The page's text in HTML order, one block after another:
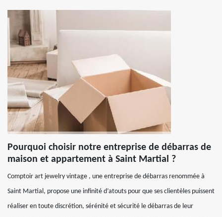
Pourquoi choisir notre entreprise de débarras de
maison et appartement à Saint Martial ?
Comptoir art jewelry vintage , une entreprise de débarras renommée à
Saint Martial, propose une infinité d’atouts pour que ses clientèles puissent
réaliser en toute discrétion, sérénité et sécurité le débarras de leur